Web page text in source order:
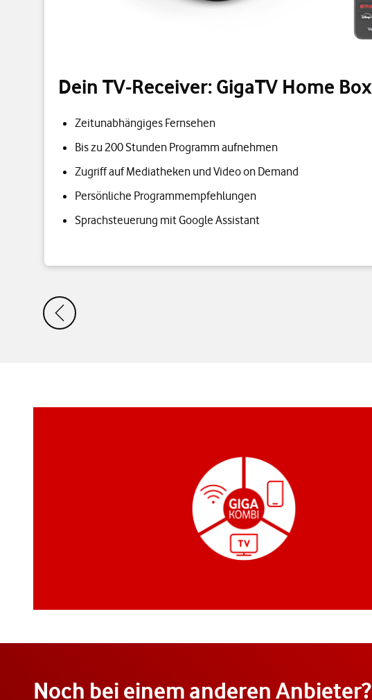
Dein TV-Receiver: GigaTV Home Box
Zeitunabhängiges Fernsehen
Bis zu 200 Stunden Programm aufnehmen
Zugriff auf Mediatheken und Video on Demand
Persönliche Programmempfehlungen
Sprachsteuerung mit Google Assistant
Noch bei einem anderen Anbieter?